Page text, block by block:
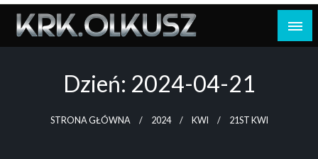
Skip
content
Dzień: 2024-04-21
STRONA GŁÓWNA 2024 KWI 21ST KWI